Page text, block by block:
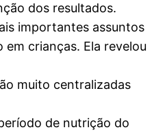
dos resultados.
importantes assuntos
crianças. Ela revelou
muito centralizadas
de nutrição do